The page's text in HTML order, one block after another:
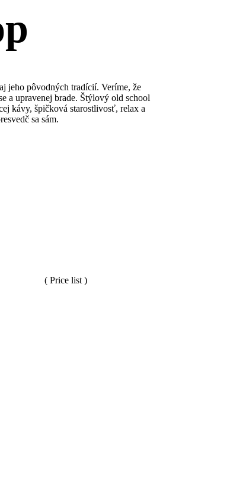
jeho pôvodných tradícií. Veríme, že
a upravenej brade. Štýlový old school
kávy, špičková starostlivosť, relax a
sa sám.
( Price list )